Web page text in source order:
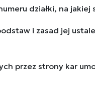
działki, na jakiej
i zasad jej
przez strony kar